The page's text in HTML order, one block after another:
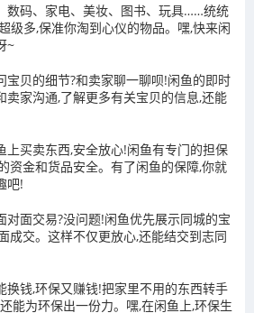
数码、家电、美妆、图书、玩具……统统
级多,保准你淘到心仪的物品。嘿,快来闲
~
宝贝的细节?和卖家聊一聊呗!闲鱼的即时
卖家沟通,了解更多有关宝贝的信息,还能
上买卖东西,安全放心!闲鱼有专门的担保
资金和货品安全。有了闲鱼的保障,你就
吧!
对面交易?没问题!闲鱼优先展示同城的宝
成交。这样不仅更放心,还能结交到志同
换钱,环保又赚钱!把家里不用的东西转手
能为环保出一份力。嘿,在闲鱼上,环保生